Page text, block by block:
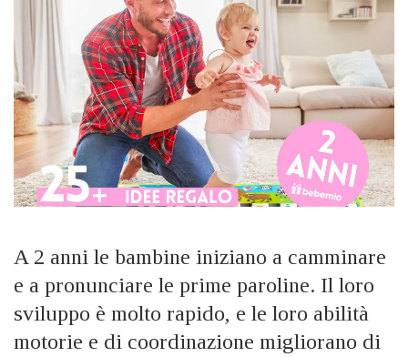
A 2 anni le bambine iniziano a camminare
e a pronunciare le prime paroline. Il loro
sviluppo è molto rapido, e le loro abilità
motorie e di coordinazione migliorano di